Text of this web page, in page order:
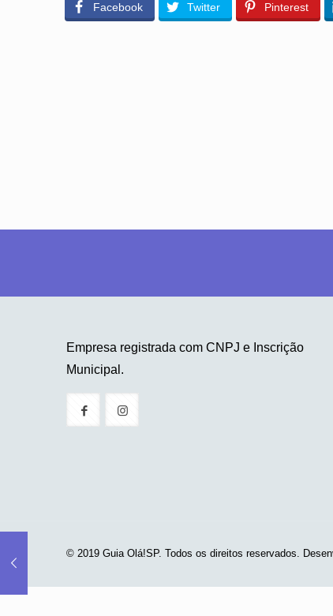
Facebook Twitter Pinterest
Empresa registrada com CNPJ e Inscrição
Municipal.
© 2019 Guia Olá!SP. Todos os direitos reservados.